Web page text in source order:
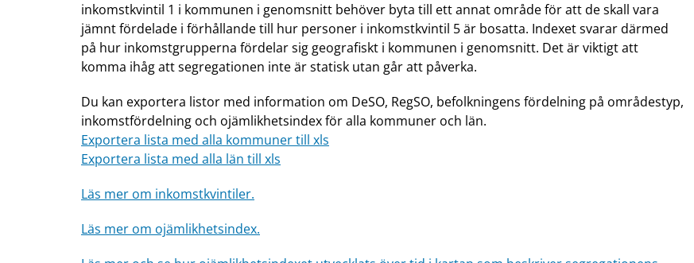
inkomstkvintil 1 i kommunen i genomsnitt behöver byta till ett annat område för att de skall vara
jämnt fördelade i förhållande till hur personer i inkomstkvintil 5 är bosatta. Indexet svarar därmed
på hur inkomstgrupperna fördelar sig geografiskt i kommunen i genomsnitt. Det är viktigt att
komma ihåg att segregationen inte är statisk utan går att påverka.
Du kan exportera listor med information om DeSO, RegSO, befolkningens fördelning på områdestyp,
inkomstfördelning och ojämlikhetsindex för alla kommuner och län.
Exportera lista med alla kommuner till xls
Exportera lista med alla län till xls
Läs mer om inkomstkvintiler.
Läs mer om ojämlikhetsindex.